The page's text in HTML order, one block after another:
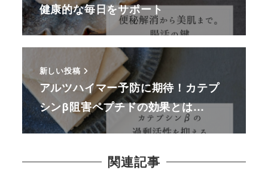
健康的な毎日をサポート
新しい投稿
アルツハイマー予防に期待！カテプ
シンβ阻害ペプチドの効果とは…
関連記事